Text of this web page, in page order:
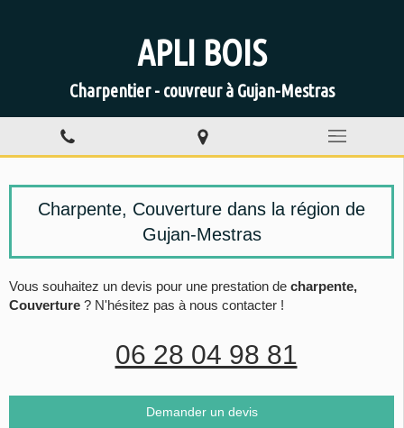
APLI BOIS
Charpentier - couvreur à Gujan-Mestras
Charpente, Couverture dans la région de
Gujan-Mestras
Vous souhaitez un devis pour une prestation de charpente,
Couverture ? N'hésitez pas à nous contacter !
06 28 04 98 81
Demander un devis